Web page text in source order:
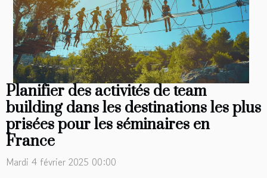
Planifier des activités de team
building dans les destinations les plus
prisées pour les séminaires en
France
Mardi 4 février 2025 00:00